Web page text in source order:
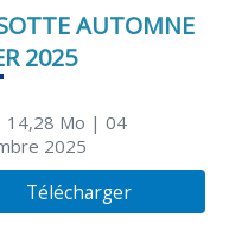
AUTOMNE
2025
Mo | 04
2025
Télécharger